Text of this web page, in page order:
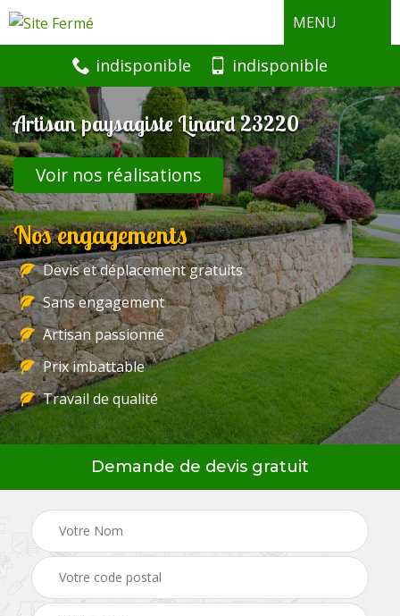
MENU
indisponible indisponible
Artisan paysagiste Linard 23220
Voir nos réalisations
Nos engagements
Devis et déplacement gratuits
Sans engagement
Artisan passionné
Prix imbattable
Travail de qualité
Demande de devis gratuit